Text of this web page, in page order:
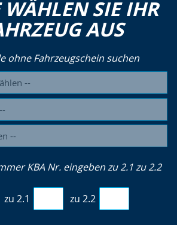
SIE IHR
AUS
ohne Fahrzeugschein suchen
KBA Nr. eingeben zu 2.1 zu 2.2
zu 2.1 zu 2.2